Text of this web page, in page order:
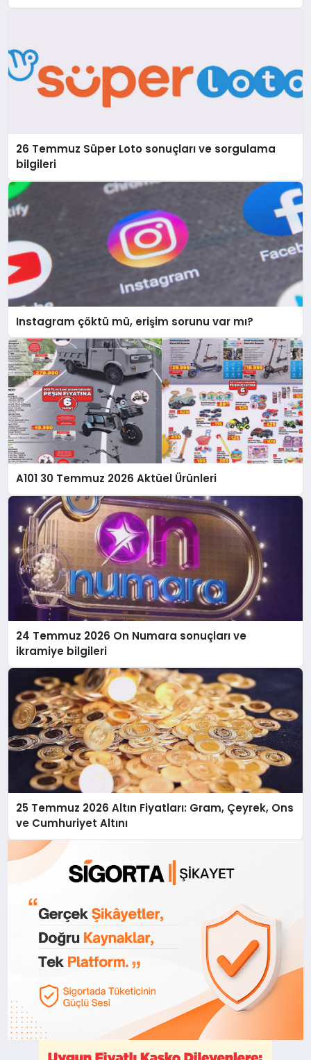
26 Temmuz Süper Loto sonuçları ve sorgulama
bilgileri
Instagram çöktü mü, erişim sorunu var mı?
A101 30 Temmuz 2026 Aktüel Ürünleri
24 Temmuz 2026 On Numara sonuçları ve
ikramiye bilgileri
25 Temmuz 2026 Altın Fiyatları: Gram, Çeyrek, Ons
ve Cumhuriyet Altını